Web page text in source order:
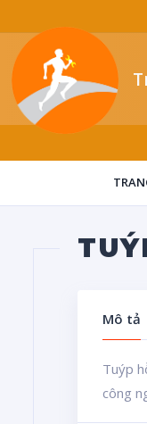
Mô tả
Tuýp
công